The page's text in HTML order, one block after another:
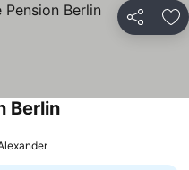
Partilhar
BerlinVer preços